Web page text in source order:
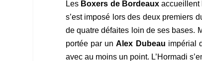
Les Boxers de Bordeauxaccueillent
s’est imposé lors des deux premiers
de quatre défaites loin de ses bases.
portée par unAlex Dubeau impérial
avec au moins un point. L’Hormadi